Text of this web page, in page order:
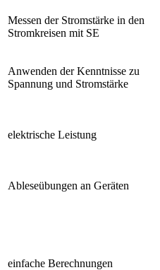
Messen der Stromstärke in den
Stromkreisen mit SE
Anwenden der Kenntnisse zu
Spannung und Stromstärke
elektrische Leistung
Ableseübungen an Geräten
einfache Berechnungen